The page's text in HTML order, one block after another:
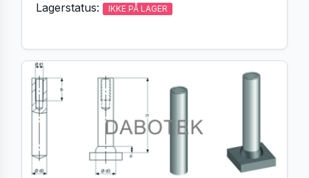
Lagerstatus: IKKE PÅ LAGER